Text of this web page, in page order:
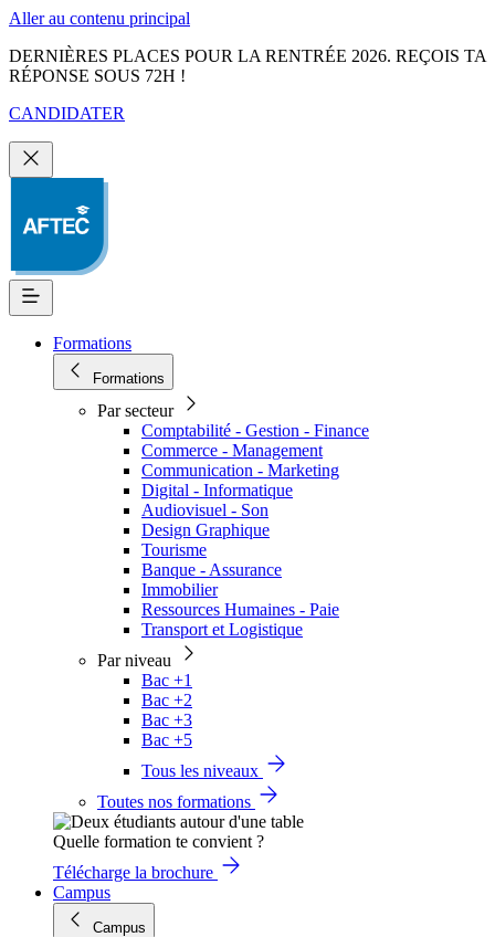
Aller au contenu principal
DERNIÈRES PLACES POUR LA RENTRÉE 2026. REÇOIS TA
RÉPONSE SOUS 72H !
CANDIDATER
Formations
Formations
Par secteur
Comptabilité - Gestion - Finance
Commerce - Management
Communication - Marketing
Digital - Informatique
Audiovisuel - Son
Design Graphique
Tourisme
Banque - Assurance
Immobilier
Ressources Humaines - Paie
Transport et Logistique
Par niveau
Bac +1
Bac +2
Bac +3
Bac +5
Tous les niveaux
Toutes nos formations
Quelle formation te convient ?
Télécharge la brochure
Campus
Campus